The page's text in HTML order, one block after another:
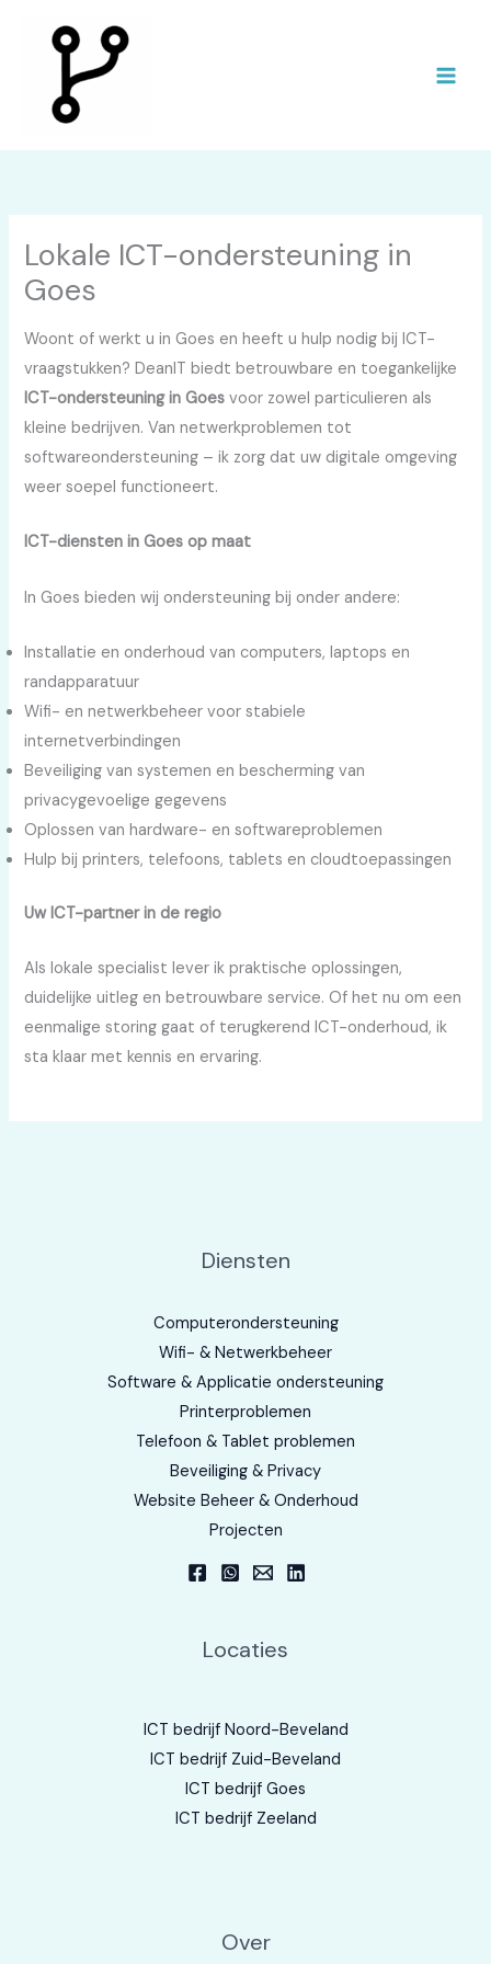
Lokale ICT-ondersteuning in
Goes
Woont of werkt u in Goes en heeft u hulp nodig bij ICT-
vraagstukken? DeanIT biedt betrouwbare en toegankelijke
ICT-ondersteuning in Goes voor zowel particulieren als
kleine bedrijven. Van netwerkproblemen tot
softwareondersteuning – ik zorg dat uw digitale omgeving
weer soepel functioneert.
ICT-diensten in Goes op maat
In Goes bieden wij ondersteuning bij onder andere:
Installatie en onderhoud van computers, laptops en
randapparatuur
Wifi- en netwerkbeheer voor stabiele
internetverbindingen
Beveiliging van systemen en bescherming van
privacygevoelige gegevens
Oplossen van hardware- en softwareproblemen
Hulp bij printers, telefoons, tablets en cloudtoepassingen
Uw ICT-partner in de regio
Als lokale specialist lever ik praktische oplossingen,
duidelijke uitleg en betrouwbare service. Of het nu om een
eenmalige storing gaat of terugkerend ICT-onderhoud, ik
sta klaar met kennis en ervaring.
Diensten
Computerondersteuning
Wifi- & Netwerkbeheer
Software & Applicatie ondersteuning
Printerproblemen
Telefoon & Tablet problemen
Beveiliging & Privacy
Website Beheer & Onderhoud
Projecten
Locaties
ICT bedrijf Noord-Beveland
ICT bedrijf Zuid-Beveland
ICT bedrijf Goes
ICT bedrijf Zeeland
Over